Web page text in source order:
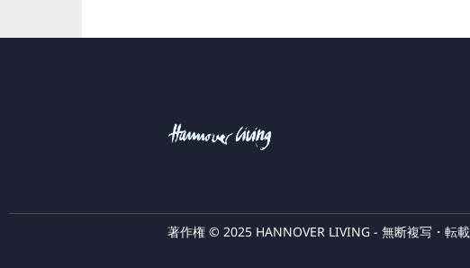
著作権 © 2025 HANNOVER LIVING - 無断複写・転載